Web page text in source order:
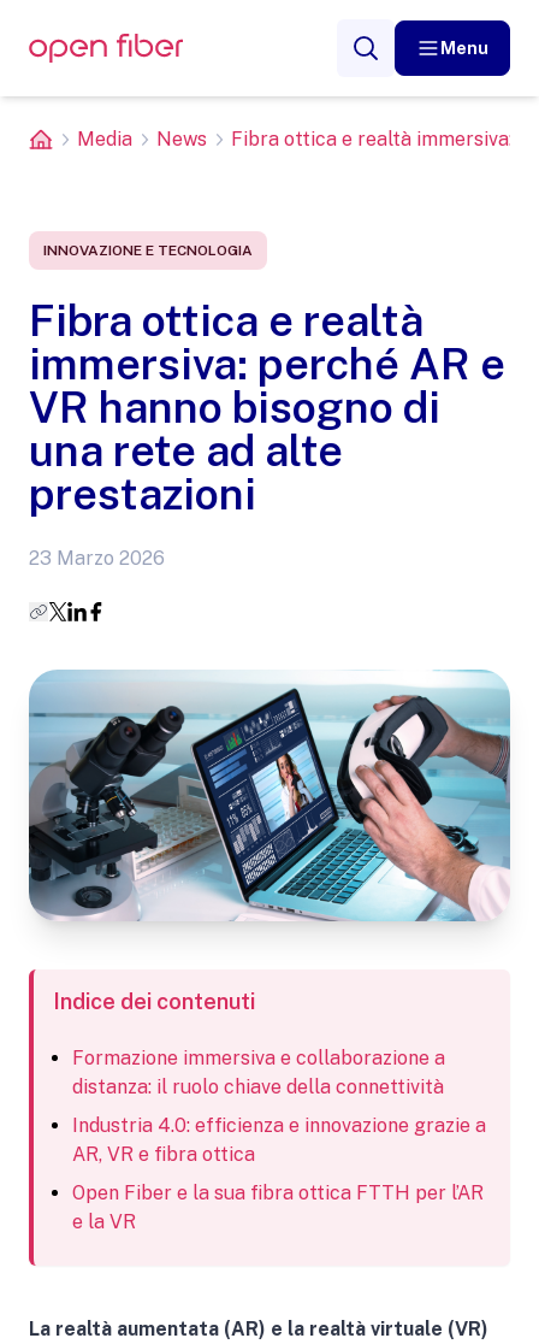
Menu
Media News Fibra ottica e realtà immersiva:
INNOVAZIONE E TECNOLOGIA
Fibra ottica e realtà
immersiva: perché AR e
VR hanno bisogno di
una rete ad alte
prestazioni
23 Marzo 2026
Indice dei contenuti
Formazione immersiva e collaborazione a
distanza: il ruolo chiave della connettività
Industria 4.0: efficienza e innovazione grazie a
AR, VR e fibra ottica
Open Fiber e la sua fibra ottica FTTH per l’AR
e la VR
La realtà aumentata (AR) e la realtà virtuale (VR)